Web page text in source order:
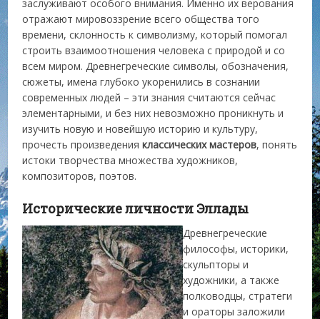
заслуживают особого внимания. Именно их верования
отражают мировоззрение всего общества того
времени, склонность к символизму, который помогал
строить взаимоотношения человека с природой и со
всем миром. Древнегреческие символы, обозначения,
сюжеты, имена глубоко укоренились в сознании
современных людей – эти знания считаются сейчас
элементарными, и без них невозможно проникнуть и
изучить новую и новейшую историю и культуру,
прочесть произведенияклассических мастеров, понять
истоки творчества множества художников,
композиторов, поэтов.
Исторические личности Эллады
Древнегреческие
философы, историки,
скульпторы и
художники, а также
полководцы, стратеги
и ораторы заложили